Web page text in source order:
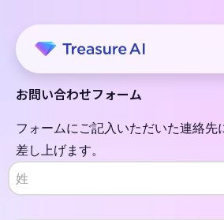
お問い合わせフォーム
フォームにご記入いただいた連絡先
差し上げます。